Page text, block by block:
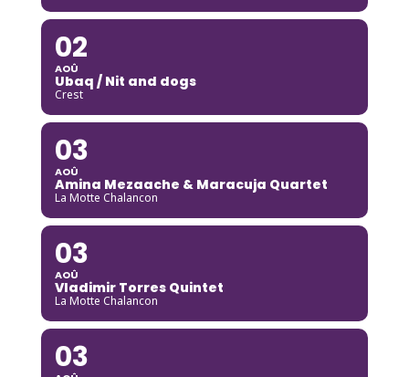
02
AOÛ
Ubaq / Nit and dogs
Crest
03
AOÛ
Amina Mezaache & Maracuja Quartet
La Motte Chalancon
03
AOÛ
Vladimir Torres Quintet
La Motte Chalancon
03